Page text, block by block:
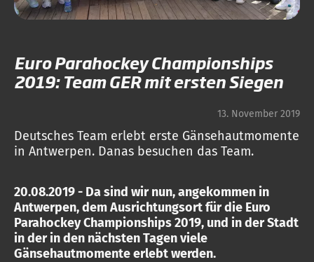
Euro Parahockey Championships
2019: Team GER mit ersten Siegen
13. November 2019
Deutsches Team erlebt erste Gänsehautmomente
in Antwerpen. Danas besuchen das Team.
20.08.2019 - Da sind wir nun, angekommen in
Antwerpen, dem Ausrichtungsort für die Euro
Parahockey Championships 2019, und in der Stadt
in der in den nächsten Tagen viele
Gänsehautmomente erlebt werden.